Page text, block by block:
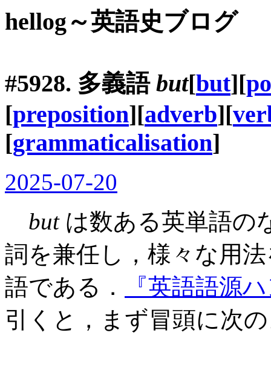
hellog～英語史ブログ
#5928. 多義語 but[but][
[preposition][adverb][
[grammaticalisation]
2025-07-20
butは数ある英単語の
詞を兼任し，様々な用
語である．
『英語語源
引くと，まず冒頭に次